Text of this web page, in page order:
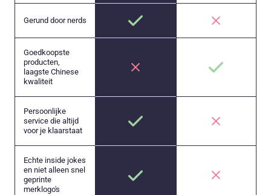
Gerund door nerds
Goedkoopste
producten,
laagste Chinese
kwaliteit
Persoonlijke
service die altijd
voor je klaarstaat
Echte inside jokes
en niet alleen snel
geprinte
merklogo's